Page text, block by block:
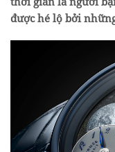
được hé lộ bởi